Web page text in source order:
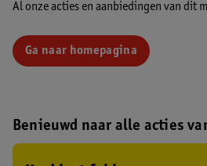
Al onze acties en aanbiedingen van dit
Ga naar homepagina
Benieuwd naar alle acties